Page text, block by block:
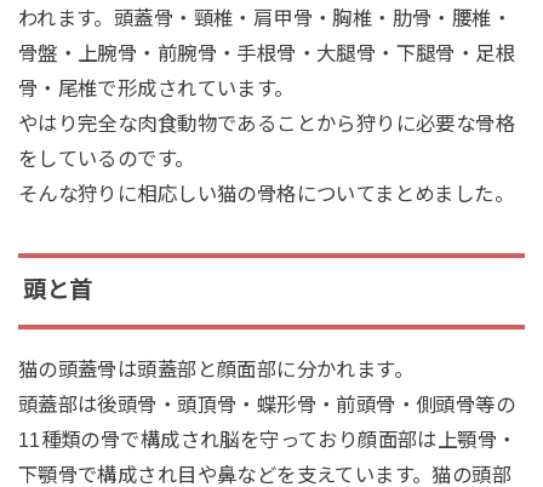
われます。頭蓋骨・頸椎・肩甲骨・胸椎・肋骨・腰椎・
骨盤・上腕骨・前腕骨・手根骨・大腿骨・下腿骨・足根
骨・尾椎で形成されています。
やはり完全な肉食動物であることから狩りに必要な骨格
をしているのです。
そんな狩りに相応しい猫の骨格についてまとめました。
頭と首
猫の頭蓋骨は頭蓋部と顔面部に分かれます。
頭蓋部は後頭骨・頭頂骨・蝶形骨・前頭骨・側頭骨等の
11種類の骨で構成され脳を守っており顔面部は上顎骨・
下顎骨で構成され目や鼻などを支えています。猫の頭部